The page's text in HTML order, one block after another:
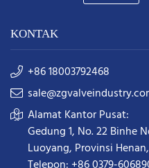
KONTAK
+86 18003792468
Alamat Kantor Pusat:
Gedung 1, No. 22 Binhe
Luoyang, Provinsi